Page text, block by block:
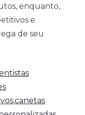
enquanto,
e
de seu
canetas